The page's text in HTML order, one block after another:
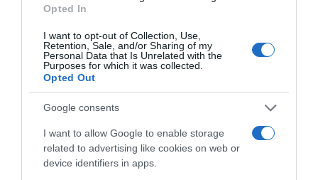
Opted In
I want to opt-out of Collection, Use,
Retention, Sale, and/or Sharing of my
Personal Data that Is Unrelated with the
Purposes for which it was collected.
Opted Out
Google consents
I want to allow Google to enable storage
related to advertising like cookies on web or
device identifiers in apps.
tiszteletben tartom, még ha nem is gondolom elegáns
nyilatkozzon"
"4 alkalommal választottak meg az év edzőjének. Az első
még lehet „véletlen”, a többi már nem. Úgy gondolom,
tettem le annyit az asztalra ebben a sportágban, hogy
megérdemeljem a tisztességes, fair hozzá(m)állást. Nem
sőt, egyet sem kell érteni a véleményemmel, de a
megkérdezésem nélkül bármit tényként kezelni és rólam
degradálóan, sértően nyilatkozni, nem méltó olyan